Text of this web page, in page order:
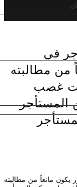
في
من مطالبته
غصب
المستأجر
يكون مانعاً من مطالبته